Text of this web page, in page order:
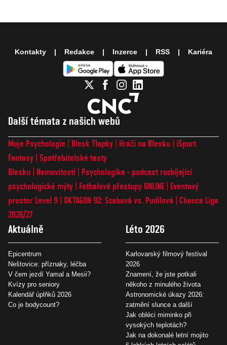
Další témata z našich webů
Moje Psychologie Blesk Tlapky Hráči na Blesku
iSport
Fantasy Spotřebitelské testy
Blesku
Nemovitosti
Psychologika - podcast rozbíjející
psychologické mýty
Fotbalové přestupy ONLINE
Eventový
prostor Level 9 OKTAGON 92: Szabová vs. Pudilová
Chance Liga
2026/27
Aktuálně
Epicentrum
Neštovice: příznaky, léčba
V čem jezdí Yamal a Mesii?
Kvízy pro seniory
Kalendář úplňků 2026
Co je bodycount?
Léto 2026
Karlovarský filmový festival
2026
Znamení, že jste potkali
někoho z minulého života
Astronomické úkazy 2026:
zatmění slunce a další
Jak obléci miminko při
vysokých teplotách?
Jak na dokonalé letní mojito
Kontakty Redakce Inzerce RSS Kariéra